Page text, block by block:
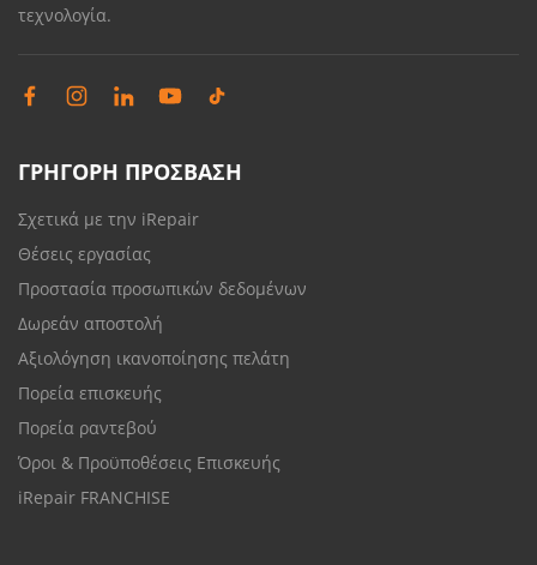
τεχνολογία.
ΓΡΗΓΟΡΗ ΠΡΟΣΒΑΣΗ
Σχετικά με την iRepair
Θέσεις εργασίας
Προστασία προσωπικών δεδομένων
Δωρεάν αποστολή
Αξιολόγηση ικανοποίησης πελάτη
Πορεία επισκευής
Πορεία ραντεβού
Όροι & Προϋποθέσεις Επισκευής
iRepair FRANCHISE